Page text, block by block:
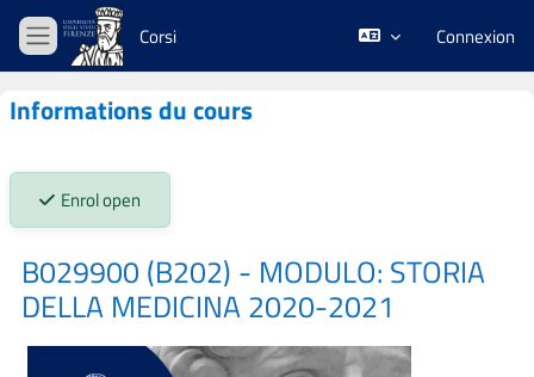
Passer au contenu principal
Panneau latéral
Corsi Connexion
Informations du cours
Stato iscrizioni:
Enrol open
B029900 (B202) - MODULO: STORIA
DELLA MEDICINA 2020-2021